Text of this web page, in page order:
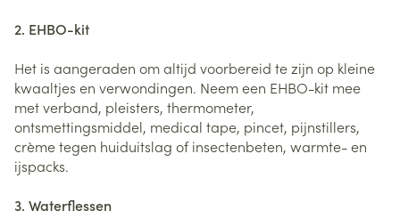
2. EHBO-kit
Het is aangeraden om altijd voorbereid te zijn op kleine
kwaaltjes en verwondingen. Neem een EHBO-kit mee
met verband, pleisters, thermometer,
ontsmettingsmiddel, medical tape, pincet, pijnstillers,
crème tegen huiduitslag of insectenbeten, warmte- en
ijspacks.
3. Waterflessen